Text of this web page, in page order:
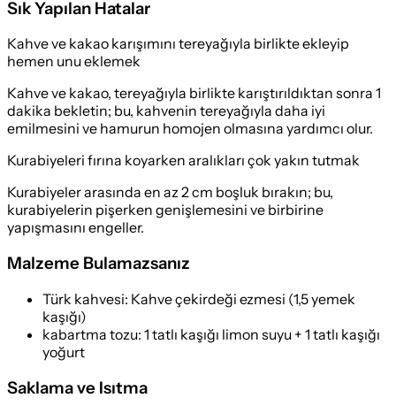
Sık Yapılan Hatalar
Kahve ve kakao karışımını tereyağıyla birlikte ekleyip
hemen unu eklemek
Kahve ve kakao, tereyağıyla birlikte karıştırıldıktan sonra 1
dakika bekletin; bu, kahvenin tereyağıyla daha iyi
emilmesini ve hamurun homojen olmasına yardımcı olur.
Kurabiyeleri fırına koyarken aralıkları çok yakın tutmak
Kurabiyeler arasında en az 2 cm boşluk bırakın; bu,
kurabiyelerin pişerken genişlemesini ve birbirine
yapışmasını engeller.
Malzeme Bulamazsanız
Türk kahvesi: Kahve çekirdeği ezmesi (1,5 yemek
kaşığı)
kabartma tozu: 1 tatlı kaşığı limon suyu + 1 tatlı kaşığı
yoğurt
Saklama ve Isıtma